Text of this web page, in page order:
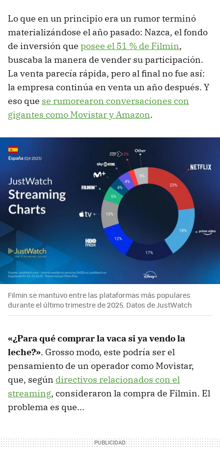
Lo que en un principio era un rumor terminó
materializándose el año pasado: Nazca, el fondo
de inversión que posee el 51 % de Filmin,
buscaba la manera de vender su participación.
La venta parecía rápida, pero al final no fue así:
la empresa continúa en venta un año después. Y
eso que se rumorearon conversaciones con
gigantes como Movistar y Amazon.
Filmin se mantuvo entre las plataformas más populares
durante el último trimestre de 2025. Datos de JustWatch
«¿Para qué comprar la vaca si ya vendo la
leche?». Grosso modo, este podría ser el
pensamiento de un operador como Movistar,
que, según directivos relacionados con el
streaming, consideraron la compra de Filmin. El
problema es que...